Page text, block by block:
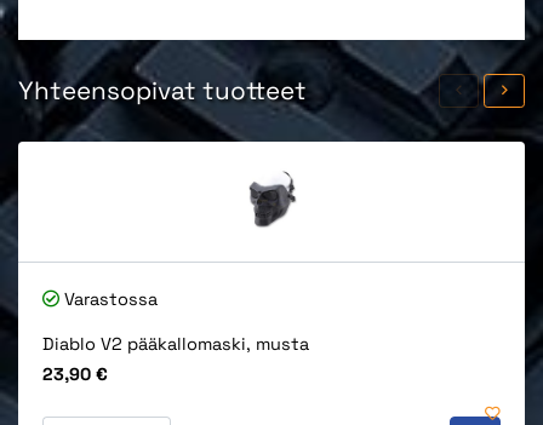
Yhteensopivat tuotteet
Varastossa
Diablo V2 pääkallomaski, musta
Hinta
23,90 €